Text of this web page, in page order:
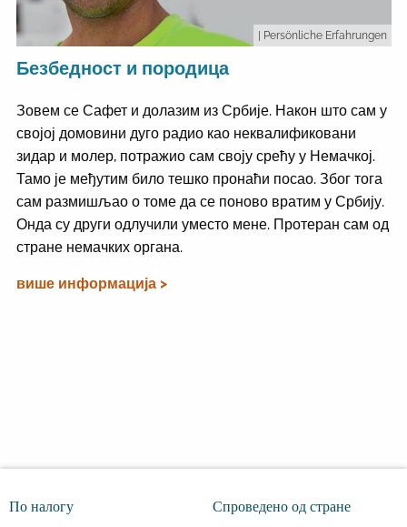
| Persönliche Erfahrungen
Безбедност и породица
Зовем се Сафет и долазим из Србије. Након што сам у
својој домовини дуго радио као неквалификовани
зидар и молер, потражио сам своју срећу у Немачкој.
Тамо је међутим било тешко пронаћи посао. Због тога
сам размишљао о томе да се поново вратим у Србију.
Онда су други одлучили уместо мене. Протеран сам од
стране немачких органа.
више информација >
По налогу Спроведено од стране